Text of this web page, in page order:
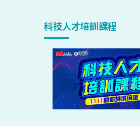
科技人才培訓課程